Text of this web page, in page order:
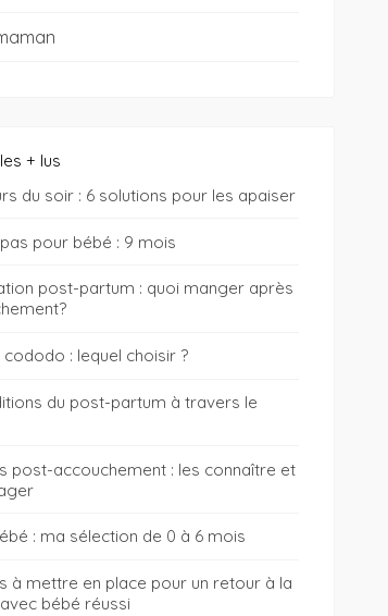
+ lus
du soir : 6 solutions pour les apaiser
pour bébé : 9 mois
post-partum : quoi manger après
cododo : lequel choisir ?
du post-partum à travers le
post-accouchement : les connaître et
: ma sélection de 0 à 6 mois
à mettre en place pour un retour à la
bébé réussi